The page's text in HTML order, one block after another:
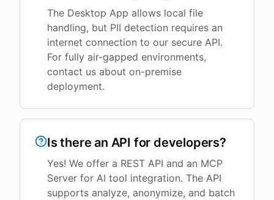
The Desktop App allows local file
handling, but PII detection requires an
internet connection to our secure API.
For fully air-gapped environments,
contact us about on-premise
deployment.
Is there an API for developers?
Yes! We offer a REST API and an MCP
Server for AI tool integration. The API
supports analyze, anonymize, and batch